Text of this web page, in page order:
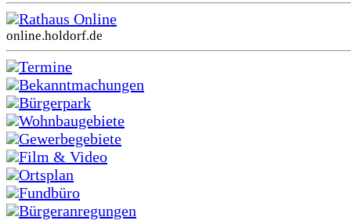
Rathaus Online
online.holdorf.de
Termine
Bekanntmachungen
Bürgerpark
Wohnbaugebiete
Gewerbegebiete
Film & Video
Ortsplan
Fundbüro
Bürgeranregungen